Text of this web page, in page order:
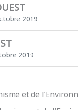
2019
2019
et de